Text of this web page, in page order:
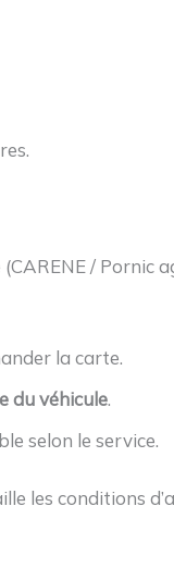
/ Pornic
la carte.
du véhicule.
selon le service.
les conditions